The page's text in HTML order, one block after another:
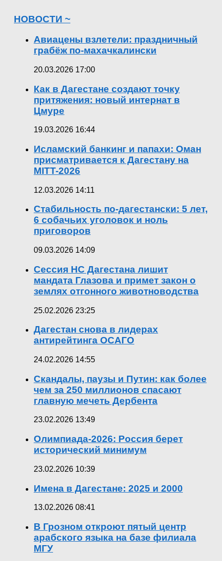
НОВОСТИ ~
Авиацены взлетели: праздничный
грабёж по-махачкалински
20.03.2026 17:00
Как в Дагестане создают точку
притяжения: новый интернат в
Цмуре
19.03.2026 16:44
Исламский банкинг и папахи: Оман
присматривается к Дагестану на
MITT-2026
12.03.2026 14:11
Стабильность по-дагестански: 5 лет,
6 собачьих уголовок и ноль
приговоров
09.03.2026 14:09
Сессия НС Дагестана лишит
мандата Глазова и примет закон о
землях отгонного животноводства
25.02.2026 23:25
Дагестан снова в лидерах
антирейтинга ОСАГО
24.02.2026 14:55
Скандалы, паузы и Путин: как более
чем за 250 миллионов спасают
главную мечеть Дербента
23.02.2026 13:49
Олимпиада-2026: Россия берет
исторический минимум
23.02.2026 10:39
Имена в Дагестане: 2025 и 2000
13.02.2026 08:41
В Грозном откроют пятый центр
арабского языка на базе филиала
МГУ